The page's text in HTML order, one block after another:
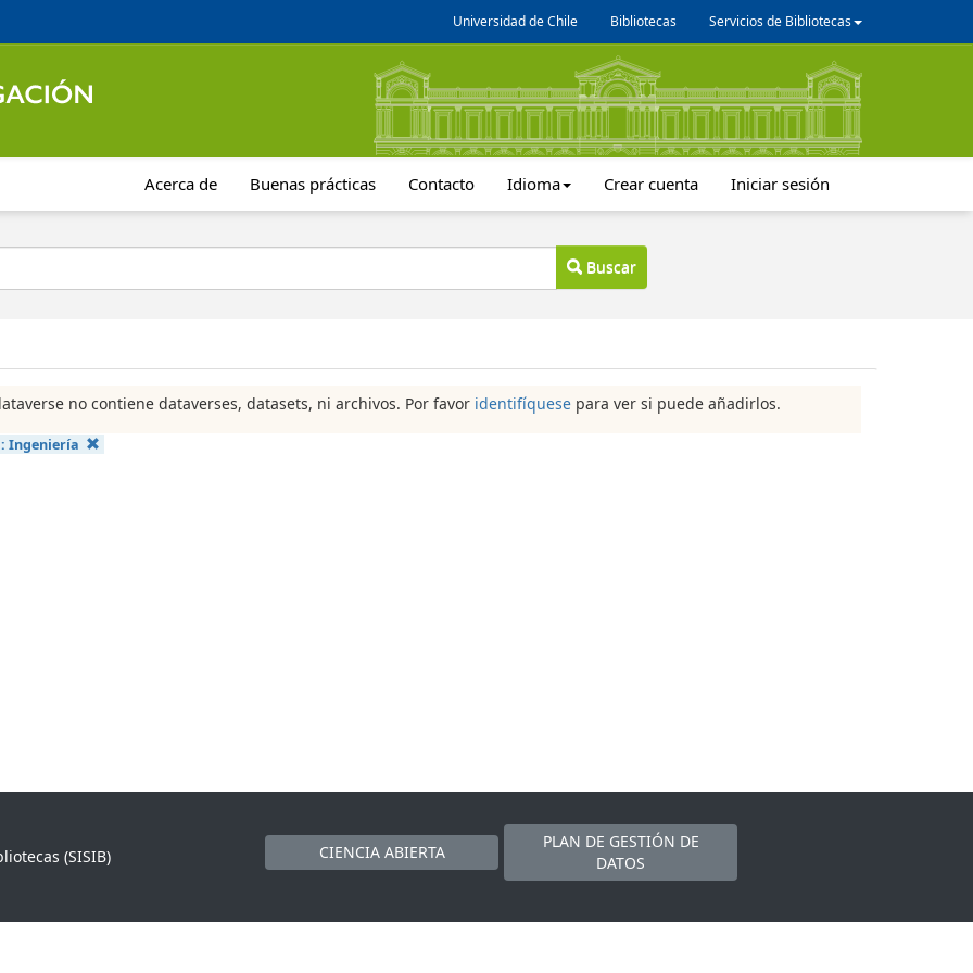
Universidad de Chile Bibliotecas Servicios de Bibliotecas
Acerca de Buenas prácticas Contacto Idioma Crear cuenta Iniciar sesión
Buscar
no contiene dataverses, datasets, ni archivos. Por favor identifíquese para ver si puede añadirlos.
Ingeniería
(SISIB)
CIENCIA ABIERTA
PLAN DE GESTIÓN DE
DATOS